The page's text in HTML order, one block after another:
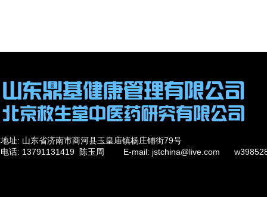
地址: 山东省济南市商河县玉皇庙镇杨庄铺街79号
电话: 13791131419 陈玉周 E-mail: jstchina@live.com